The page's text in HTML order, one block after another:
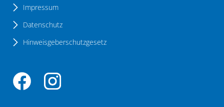
Impressum
Datenschutz
Hinweisgeberschutzgesetz